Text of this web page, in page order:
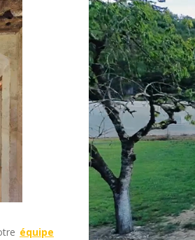
équipe